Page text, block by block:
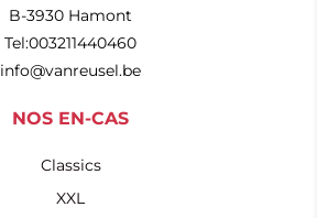
B-3930 Hamont
Tel:003211440460
info@vanreusel.be
NOS EN-CAS
Classics
XXL